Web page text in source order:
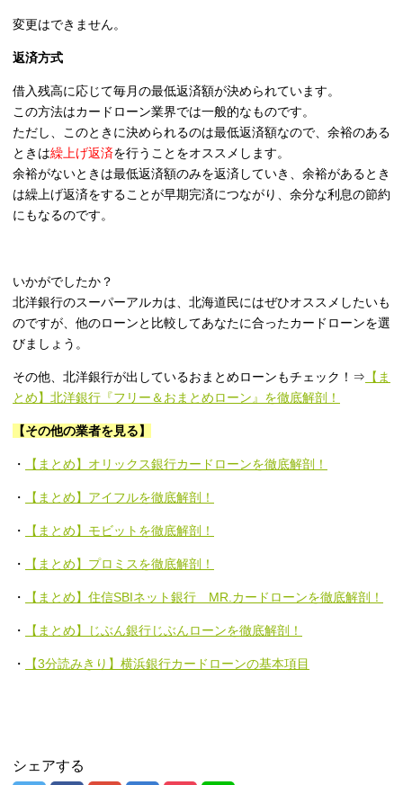
変更はできません。
返済方式
借入残高に応じて毎月の最低返済額が決められています。
この方法はカードローン業界では一般的なものです。
ただし、このときに決められるのは最低返済額なので、余裕のある
ときは繰上げ返済を行うことをオススメします。
余裕がないときは最低返済額のみを返済していき、余裕があるとき
は繰上げ返済をすることが早期完済につながり、余分な利息の節約
にもなるのです。
いかがでしたか？
北洋銀行のスーパーアルカは、北海道民にはぜひオススメしたいも
のですが、他のローンと比較してあなたに合ったカードローンを選
びましょう。
その他、北洋銀行が出しているおまとめローンもチェック！⇒ 【ま
とめ】北洋銀行『フリー＆おまとめローン』を徹底解剖！
【その他の業者を見る】
・ 【まとめ】オリックス銀行カードローンを徹底解剖！
・ 【まとめ】アイフルを徹底解剖！
・ 【まとめ】モビットを徹底解剖！
・ 【まとめ】プロミスを徹底解剖！
・ 【まとめ】住信SBIネット銀行 MR.カードローンを徹底解剖！
・ 【まとめ】じぶん銀行じぶんローンを徹底解剖！
・ 【3分読みきり】横浜銀行カードローンの基本項目
シェアする